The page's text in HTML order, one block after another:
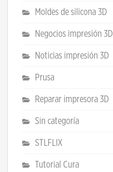
Moldes de silicona 3D
Negocios impresión 3D
Noticias impresión 3D
Prusa
Reparar impresora 3D
Sin categoría
STLFLIX
Tutorial Cura